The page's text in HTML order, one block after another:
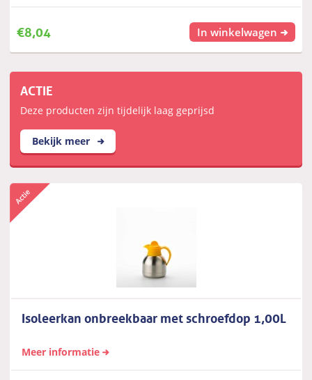
€8,04 In winkelwagen
ACTIE
Deze producten zijn tijdelijk laag geprijsd
Bekijk meer
Isoleerkan onbreekbaar met schroefdop 1,00L
Meer informatie